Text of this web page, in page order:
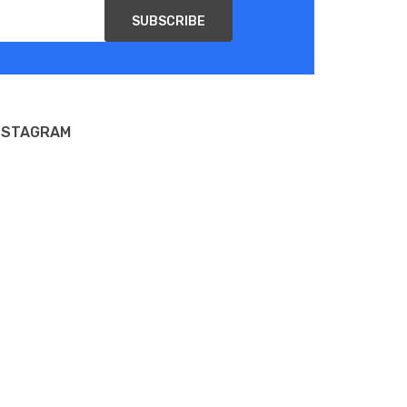
aussi en kit Aegis Mini 2.
SUBSCRIBE